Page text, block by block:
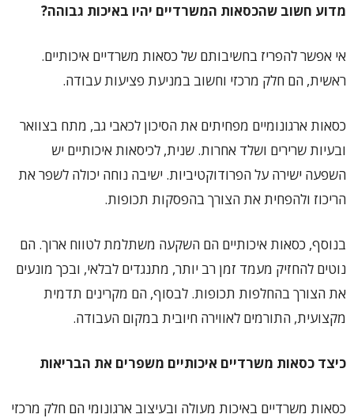
מדוע חשוב שהכסאות המשרדיים יהיו באיכות גבוהה?
אי אפשר להפריז בחשיבותם של כסאות משרדיים איכותיים.
ראשית, הם חלק מרכזי וחשוב במניעת פציעות עבודה.
כסאות ארגונומיים מפחיתים את הסיכון לכאבי גב, מתח בצוואר
ובעיות שרירים ושלד אחרות. שנית, לכיסאות איכותיים יש
השפעה ישירה על הפרודוקטיביות. ישיבה נוחה יכולה לשפר את
הריכוז ולהפחית את הצורך בהפסקות תכופות.
בנוסף, כסאות איכותיים הם השקעה משתלמת לטווח ארוך. הם
נוטים להחזיק מעמד זמן רב יותר, מתנגדים לבלאי, ובכך מונעים
את הצורך בהחלפות תכופות. לבסוף, הם מקרינים תדמית
מקצועית, התורמים לאווירה חיובית במקום העבודה.
כיצד כסאות משרדיים איכותיים משפרים את הבריאות
כסאות משרדיים באיכות מעולה ובעיצוב ארגונומי הם חלק מרכזי